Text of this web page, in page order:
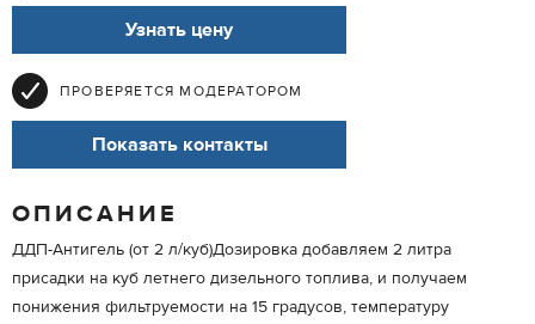
Узнать цену
ПРОВЕРЯЕТСЯ МОДЕРАТОРОМ
Показать контакты
ОПИСАНИЕ
ДДП-Антигель (от 2 л/куб)Дозировка добавляем 2 литра
присадки на куб летнего дизельного топлива, и получаем
понижения фильтруемости на 15 градусов, температуру